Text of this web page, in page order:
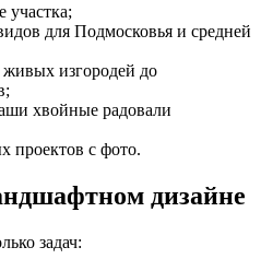
участка;
для Подмосковья и средней
изгородей до
хвойные радовали
проектов с фото.
дизайне
задач: